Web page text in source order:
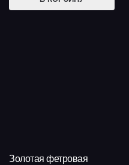
Золотая фетровая